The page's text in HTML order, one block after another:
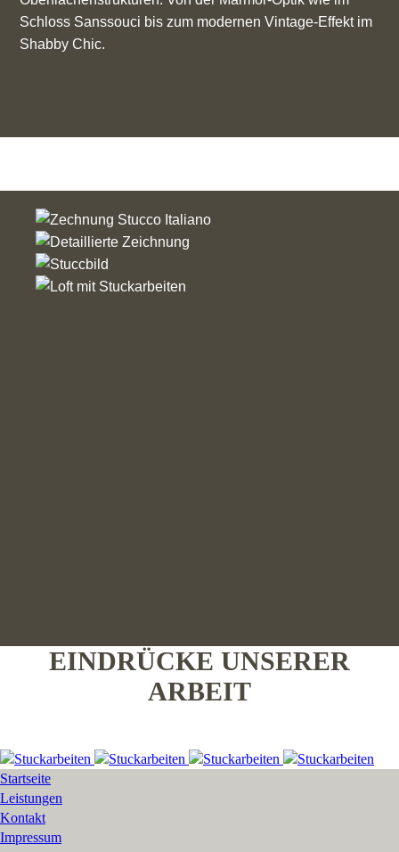
Schloss Sanssouci bis zum modernen Vintage-Effekt im
Shabby Chic.
EINDRÜCKE UNSERER
ARBEIT
Startseite
Leistungen
Kontakt
Impressum